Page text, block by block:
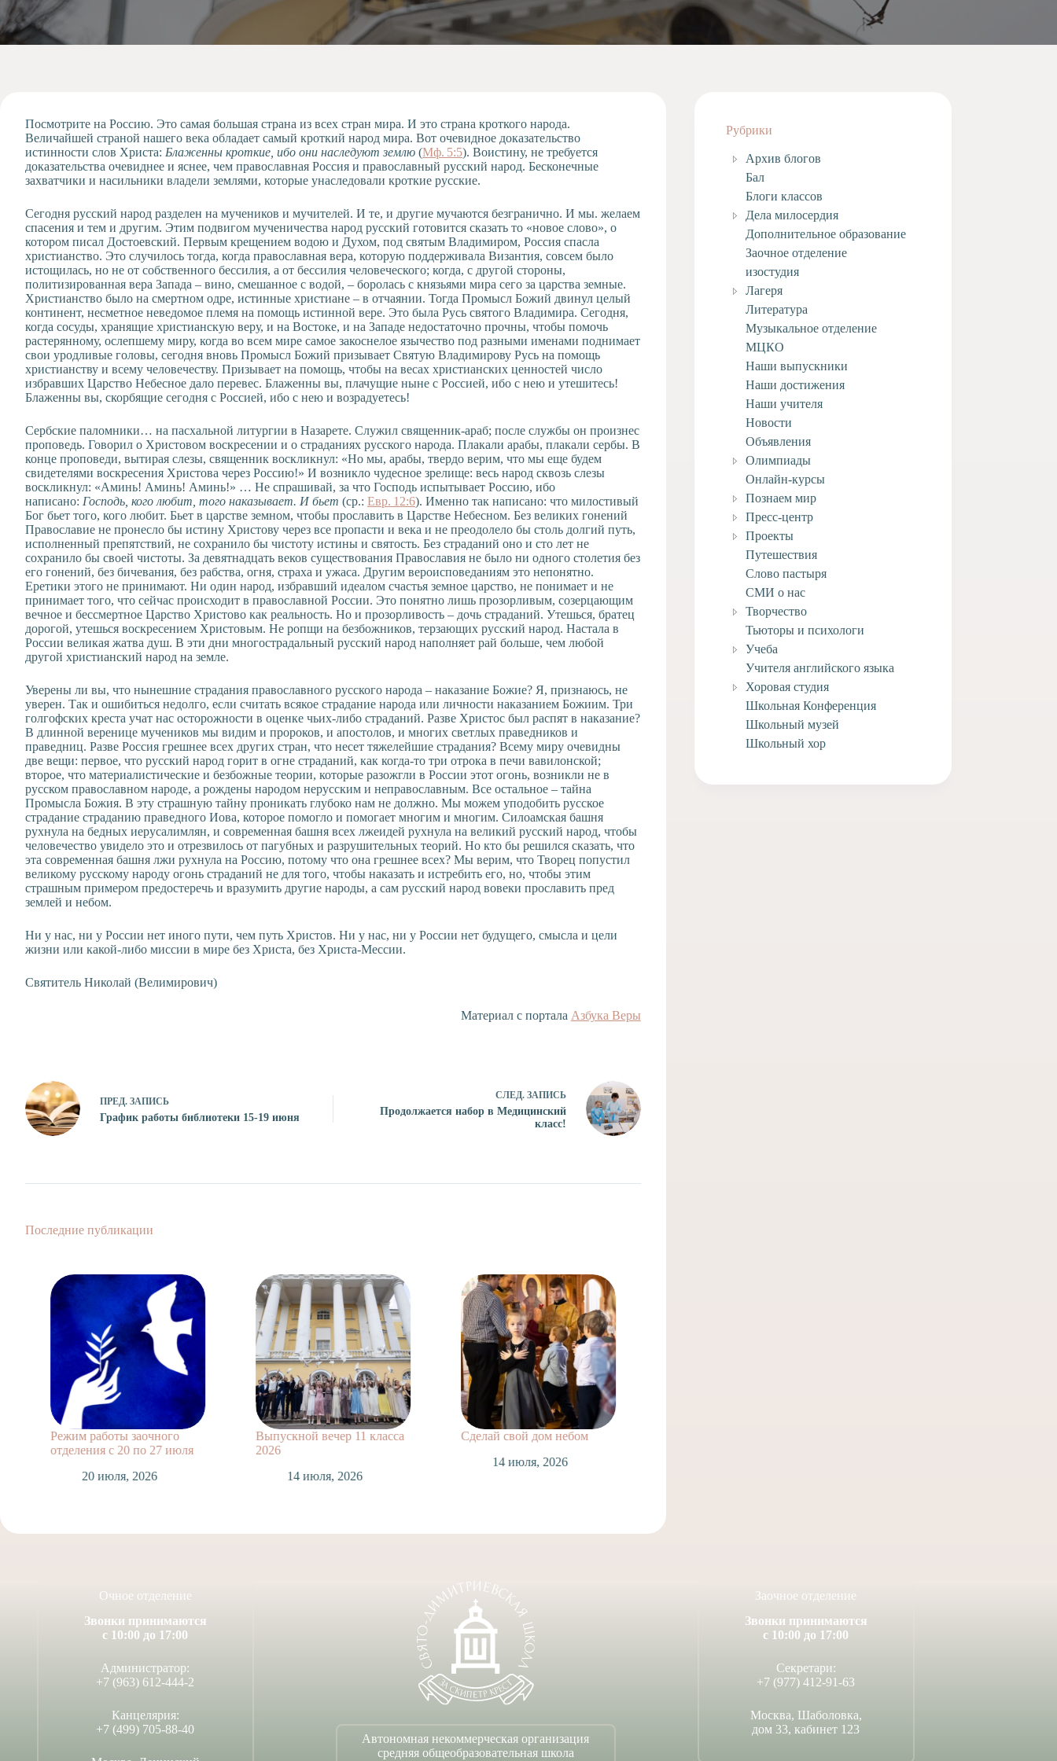
Проекты
отделение
Психологическая
Служба
Тьюторская
Посмотрите на Россию. Это самая большая страна из всех стран мира. И это страна кроткого народа.
Величайшей страной нашего века обладает самый кроткий народ мира. Вот очевидное доказательство
истинности слов Христа: Блаженны кроткие, ибо они наследуют землю (Мф. 5:5). Воистину, не требуется
доказательства очевиднее и яснее, чем православная Россия и православный русский народ. Бесконечные
захватчики и насильники владели землями, которые унаследовали кроткие русские.
Сегодня русский народ разделен на мучеников и мучителей. И те, и другие мучаются безгранично. И мы. желаем
спасения и тем и другим. Этим подвигом мученичества народ русский готовится сказать то «новое слово», о
котором писал Достоевский. Первым крещением водою и Духом, под святым Владимиром, Россия спасла
христианство. Это случилось тогда, когда православная вера, которую поддерживала Византия, совсем было
истощилась, но не от собственного бессилия, а от бессилия человеческого; когда, с другой стороны,
политизированная вера Запада – вино, смешанное с водой, – боролась с князьями мира сего за царства земные.
Христианство было на смертном одре, истинные христиане – в отчаянии. Тогда Промысл Божий двинул целый
континент, несметное неведомое племя на помощь истинной вере. Это была Русь святого Владимира. Сегодня,
когда сосуды, хранящие христианскую веру, и на Востоке, и на Западе недостаточно прочны, чтобы помочь
растерянному, ослепшему миру, когда во всем мире самое закоснелое язычество под разными именами поднимает
свои уродливые головы, сегодня вновь Промысл Божий призывает Святую Владимирову Русь на помощь
христианству и всему человечеству. Призывает на помощь, чтобы на весах христианских ценностей число
избравших Царство Небесное дало перевес. Блаженны вы, плачущие ныне с Россией, ибо с нею и утешитесь!
Блаженны вы, скорбящие сегодня с Россией, ибо с нею и возрадуетесь!
Сербские паломники… на пасхальной литургии в Назарете. Служил священник-араб; после службы он произнес
проповедь. Говорил о Христовом воскресении и о страданиях русского народа. Плакали арабы, плакали сербы. В
конце проповеди, вытирая слезы, священник воскликнул: «Но мы, арабы, твердо верим, что мы еще будем
свидетелями воскресения Христова через Россию!» И возникло чудесное зрелище: весь народ сквозь слезы
воскликнул: «Аминь! Аминь! Аминь!» … Не спрашивай, за что Господь испытывает Россию, ибо
написано: Господь, кого любит, того наказывает. И бьет (ср.: Евр. 12:6). Именно так написано: что милостивый
Бог бьет того, кого любит. Бьет в царстве земном, чтобы прославить в Царстве Небесном. Без великих гонений
Православие не пронесло бы истину Христову через все пропасти и века и не преодолело бы столь долгий путь,
исполненный препятствий, не сохранило бы чистоту истины и святость. Без страданий оно и сто лет не
сохранило бы своей чистоты. За девятнадцать веков существования Православия не было ни одного столетия без
его гонений, без бичевания, без рабства, огня, страха и ужаса. Другим вероисповеданиям это непонятно.
Еретики этого не принимают. Ни один народ, избравший идеалом счастья земное царство, не понимает и не
принимает того, что сейчас происходит в православной России. Это понятно лишь прозорливым, созерцающим
вечное и бессмертное Царство Христово как реальность. Но и прозорливость – дочь страданий. Утешься, братец
дорогой, утешься воскресением Христовым. Не ропщи на безбожников, терзающих русский народ. Настала в
России великая жатва душ. В эти дни многострадальный русский народ наполняет рай больше, чем любой
другой христианский народ на земле.
Уверены ли вы, что нынешние страдания православного русского народа – наказание Божие? Я, признаюсь, не
уверен. Так и ошибиться недолго, если считать всякое страдание народа или личности наказанием Божиим. Три
голгофских креста учат нас осторожности в оценке чьих-либо страданий. Разве Христос был распят в наказание?
В длинной веренице мучеников мы видим и пророков, и апостолов, и многих светлых праведников и
праведниц. Разве Россия грешнее всех других стран, что несет тяжелейшие страдания? Всему миру очевидны
две вещи: первое, что русский народ горит в огне страданий, как когда-то три отрока в печи вавилонской;
второе, что материалистические и безбожные теории, которые разожгли в России этот огонь, возникли не в
русском православном народе, а рождены народом нерусским и неправославным. Все остальное – тайна
Промысла Божия. В эту страшную тайну проникать глубоко нам не должно. Мы можем уподобить русское
страдание страданию праведного Иова, которое помогло и помогает многим и многим. Силоамская башня
рухнула на бедных иерусалимлян, и современная башня всех лжеидей рухнула на великий русский народ, чтобы
человечество увидело это и отрезвилось от пагубных и разрушительных теорий. Но кто бы решился сказать, что
эта современная башня лжи рухнула на Россию, потому что она грешнее всех? Мы верим, что Творец попустил
великому русскому народу огонь страданий не для того, чтобы наказать и истребить его, но, чтобы этим
страшным примером предостеречь и вразумить другие народы, а сам русский народ вовеки прославить пред
землей и небом.
Ни у нас, ни у России нет иного пути, чем путь Христов. Ни у нас, ни у России нет будущего, смысла и цели
жизни или какой-либо миссии в мире без Христа, без Христа-Мессии.
Святитель Николай (Велимирович)
Материал с портала Азбука Веры
ПРЕД. ЗАПИСЬ
График работы библиотеки 15-19 июня
СЛЕД. ЗАПИСЬ
Продолжается набор в Медицинский
класс!
Последние публикации
Режим работы заочного
отделения с 20 по 27 июля
20 июля, 2026
Выпускной вечер 11 класса
2026
14 июля, 2026
Сделай свой дом небом
14 июля, 2026
Рубрики
Архив блогов
Бал
Блоги классов
Дела милосердия
Дополнительное образование
Заочное отделение
изостудия
Лагеря
Литература
Музыкальное отделение
МЦКО
Наши выпускники
Наши достижения
Наши учителя
Новости
Объявления
Олимпиады
Онлайн-курсы
Познаем мир
Пресс-центр
Проекты
Путешествия
Слово пастыря
СМИ о нас
Творчество
Тьюторы и психологи
Учеба
Учителя английского языка
Хоровая студия
Школьная Конференция
Школьный музей
Школьный хор
Очное отделение
Звонки принимаются
с 10:00 до 17:00
Администратор:
+7 (963) 612-444-2
Канцелярия:
+7 (499) 705-88-40
Автономная некоммерческая организация
средняя общеобразовательная школа
Заочное отделение
Звонки принимаются
с 10:00 до 17:00
Секретари:
+7 (977) 412-91-63
Москва, Шаболовка,
дом 33, кабинет 123